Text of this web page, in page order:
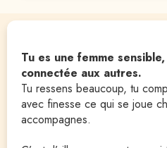
Tu es une femme
connectée aux autres.
Tu ressens beaucoup, tu
avec finesse ce qui se joue
accompagnes.